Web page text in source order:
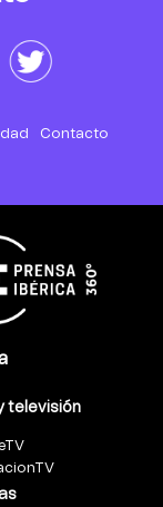
Contacto
televisión